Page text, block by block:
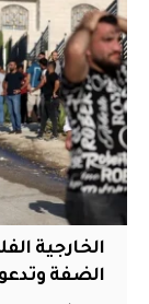
الخارجية
الضفة